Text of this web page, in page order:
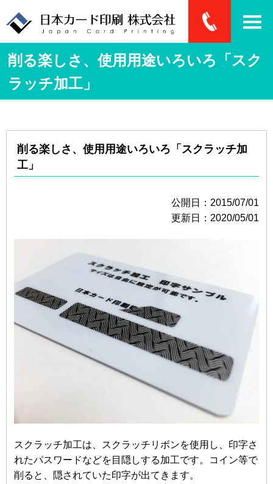
削る楽しさ、使用用途いろいろ「スク
ラッチ加工」
削る楽しさ、使用用途いろいろ「スクラッチ加
工」
公開日：2015/07/01
更新日：2020/05/01
スクラッチ加工は、スクラッチリボンを使用し、印字さ
れたパスワードなどを目隠しする加工です。コイン等で
削ると、隠されていた印字が出てきます。